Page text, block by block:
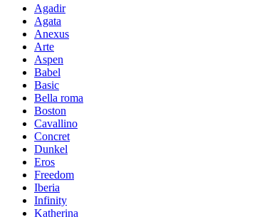
Agadir
Agata
Anexus
Arte
Aspen
Babel
Basic
Bella roma
Boston
Cavallino
Concret
Dunkel
Eros
Freedom
Iberia
Infinity
Katherina